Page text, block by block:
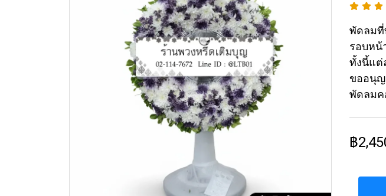
พัดลมที่
รอบหน้
ทั้งนี้แต่
ขออนุญ
พัดลมค
฿